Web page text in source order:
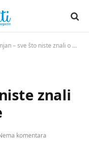
– sve što niste znali o ovoj vrsti smole
znali
komentara